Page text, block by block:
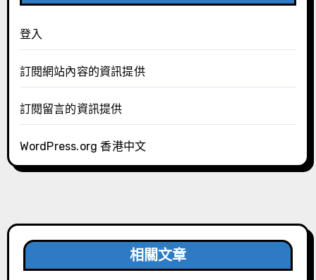
登入
訂閱網站內容的資訊提供
訂閱留言的資訊提供
WordPress.org 香港中文
相關文章